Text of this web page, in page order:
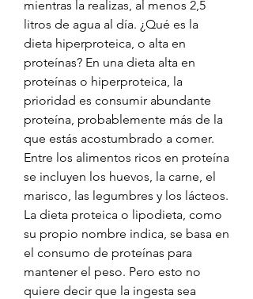
mientras la realizas, al menos 2,5
litros de agua al día. ¿Qué es la
dieta hiperproteica, o alta en
proteínas? En una dieta alta en
proteínas o hiperproteica, la
prioridad es consumir abundante
proteína, probablemente más de la
que estás acostumbrado a comer.
Entre los alimentos ricos en proteína
se incluyen los huevos, la carne, el
marisco, las legumbres y los lácteos.
La dieta proteica o lipodieta, como
su propio nombre indica, se basa en
el consumo de proteínas para
mantener el peso. Pero esto no
quiere decir que la ingesta sea